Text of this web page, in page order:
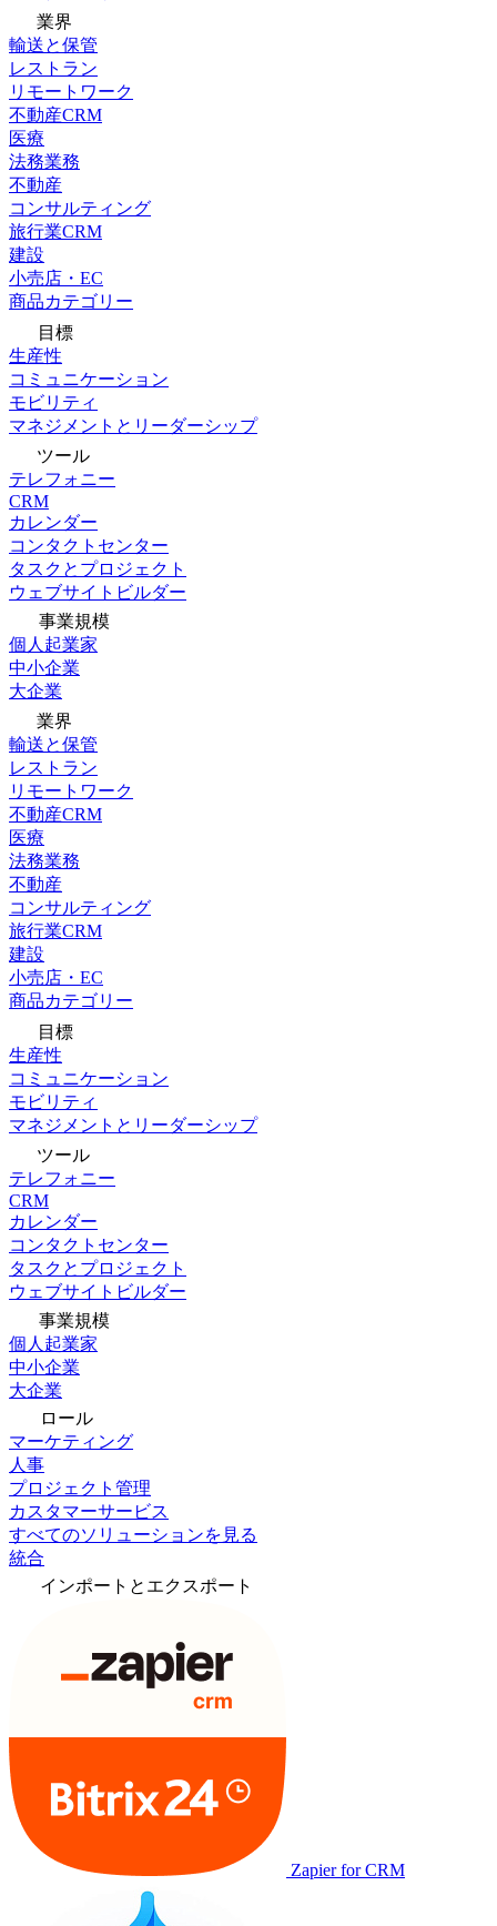
業界
輸送と保管
レストラン
リモートワーク
不動産CRM
医療
法務業務
不動産
コンサルティング
旅行業CRM
建設
小売店・EC
商品カテゴリー
目標
生産性
コミュニケーション
モビリティ
マネジメントとリーダーシップ
ツール
テレフォニー
CRM
カレンダー
コンタクトセンター
タスクとプロジェクト
ウェブサイトビルダー
事業規模
個人起業家
中小企業
大企業
業界
輸送と保管
レストラン
リモートワーク
不動産CRM
医療
法務業務
不動産
コンサルティング
旅行業CRM
建設
小売店・EC
商品カテゴリー
目標
生産性
コミュニケーション
モビリティ
マネジメントとリーダーシップ
ツール
テレフォニー
CRM
カレンダー
コンタクトセンター
タスクとプロジェクト
ウェブサイトビルダー
事業規模
個人起業家
中小企業
大企業
ロール
マーケティング
人事
プロジェクト管理
カスタマーサービス
すべてのソリューションを見る
統合
インポートとエクスポート
Zapier for CRM